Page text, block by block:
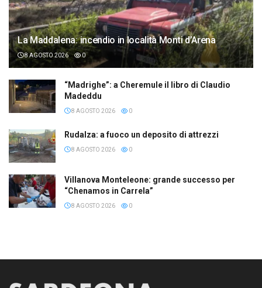
La Maddalena: incendio in località Monti d’Arena
8 AGOSTO 2026 0
“Madrighe”: a Cheremule il libro di Claudio
Madeddu
8 AGOSTO 2026 0
Rudalza: a fuoco un deposito di attrezzi
8 AGOSTO 2026 0
Villanova Monteleone: grande successo per
“Chenamos in Carrela”
8 AGOSTO 2026 0